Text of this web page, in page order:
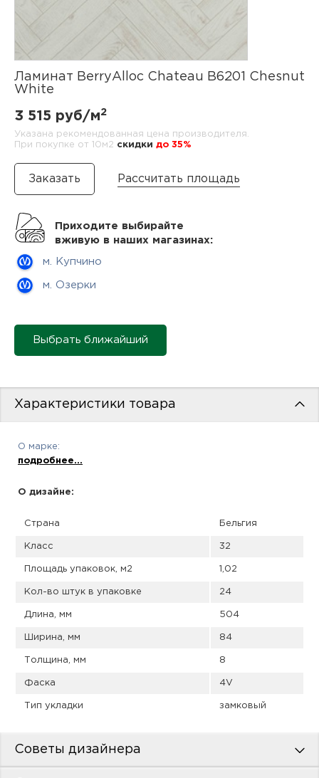
Ламинат BerryAlloc Chateau B6201 Chesnut
White
3 515 руб/м2
Указана рекомендованная цена производителя.
При покупке от 10м2 cкидки до 35%
Рассчитать площадь
Приходите выбирайте
вживую в наших магазинах:
м. Купчино
м. Озерки
Выбрать ближайший
Характеристики товара
О марке:
подробнее...
О дизайне:
Страна Бельгия
Класс 32
Площадь упаковок, м2 1,02
Кол-во штук в упаковке 24
Длина, мм 504
Ширина, мм 84
Толщина, мм 8
Фаска 4V
Тип укладки замковый
Советы дизайнера